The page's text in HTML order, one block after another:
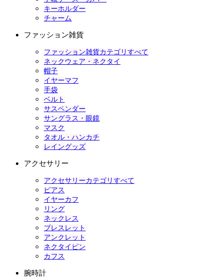
キーホルダー
チャーム
ファッション雑貨
ファッション雑貨カテゴリすべて
ネックウェア・ネクタイ
帽子
イヤーマフ
手袋
ベルト
サスペンダー
サングラス・眼鏡
マスク
タオル・ハンカチ
レイングッズ
アクセサリー
アクセサリーカテゴリすべて
ピアス
イヤーカフ
リング
ネックレス
ブレスレット
アンクレット
ネクタイピン
カフス
腕時計